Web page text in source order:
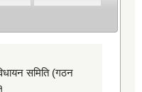
समिति (गठन